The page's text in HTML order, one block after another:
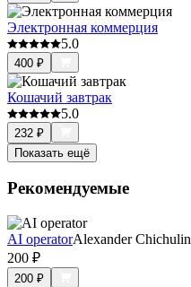
Электронная коммерция
5.0
400 ₽
Кошачий завтрак
5.0
232 ₽
Показать ещё
Рекомендуемые
AI operatorAlexander Chichulin
200 ₽
200 ₽